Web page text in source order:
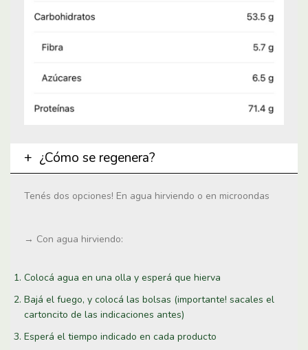
¿Cómo se regenera?
Tenés dos opciones! En agua hirviendo o en microondas
→ Con agua hirviendo:
Colocá agua en una olla y esperá que hierva
Bajá el fuego, y colocá las bolsas (importante! sacales el
cartoncito de las indicaciones antes)
Esperá el tiempo indicado en cada producto